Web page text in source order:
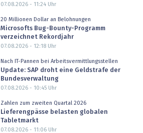
07.08.2026 - 11:24Uhr
20 Millionen Dollar an Belohnungen
Microsofts Bug-Bounty-Programm
verzeichnet Rekordjahr
07.08.2026 - 12:18Uhr
Nach IT-Pannen bei Arbeitsvermittlungsstellen
Update: SAP droht eine Geldstrafe der
Bundesverwaltung
07.08.2026 - 10:45Uhr
Zahlen zum zweiten Quartal 2026
Lieferengpässe belasten globalen
Tabletmarkt
07.08.2026 - 11:06Uhr